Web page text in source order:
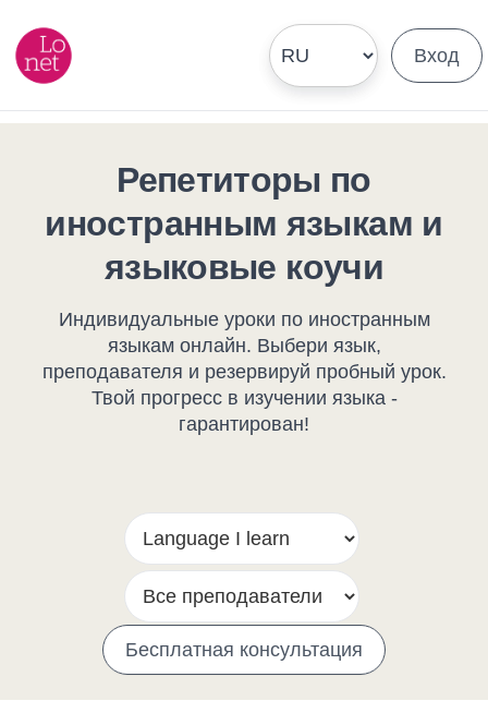
Вход
Репетиторы по
иностранным языкам и
языковые коучи
Индивидуальные уроки по иностранным
языкам онлайн. Выбери язык,
преподавателя и резервируй пробный урок.
Твой прогресс в изучении языка -
гарантирован!
Бесплатная консультация